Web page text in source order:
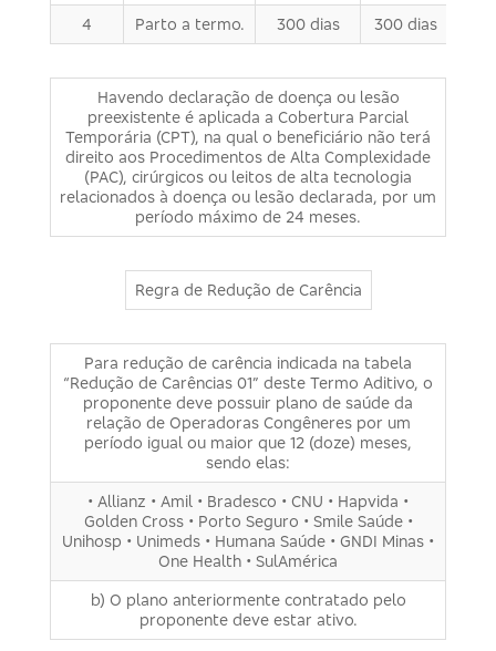
4 Parto a termo. 300 dias 300 dias
Havendo declaração de doença ou lesão
preexistente é aplicada a Cobertura Parcial
Temporária (CPT), na qual o beneficiário não terá
direito aos Procedimentos de Alta Complexidade
(PAC), cirúrgicos ou leitos de alta tecnologia
relacionados à doença ou lesão declarada, por um
período máximo de 24 meses.
Regra de Redução de Carência
Para redução de carência indicada na tabela
“Redução de Carências 01” deste Termo Aditivo, o
proponente deve possuir plano de saúde da
relação de Operadoras Congêneres por um
período igual ou maior que 12 (doze) meses,
sendo elas:
• Allianz • Amil • Bradesco • CNU • Hapvida •
Golden Cross • Porto Seguro • Smile Saúde •
Unihosp • Unimeds • Humana Saúde • GNDI Minas •
One Health • SulAmérica
b) O plano anteriormente contratado pelo
proponente deve estar ativo.